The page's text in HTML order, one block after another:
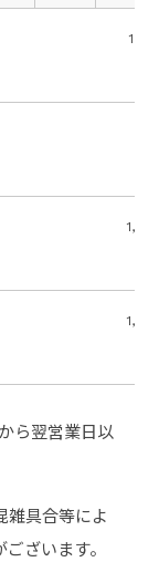
ら翌営業日以
雑具合等によ
ざいます。